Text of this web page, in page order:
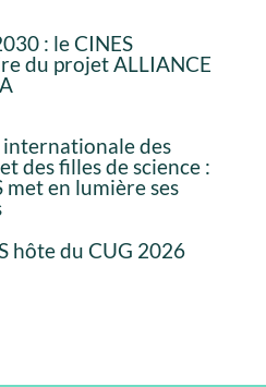
: le CINES
du projet ALLIANCE
internationale des
des filles de science :
met en lumière ses
hôte du CUG 2026